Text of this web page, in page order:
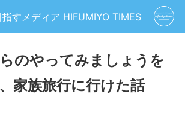
すメディア HIFUMIYO TIMES
のやってみましょうを
家族旅行に行けた話